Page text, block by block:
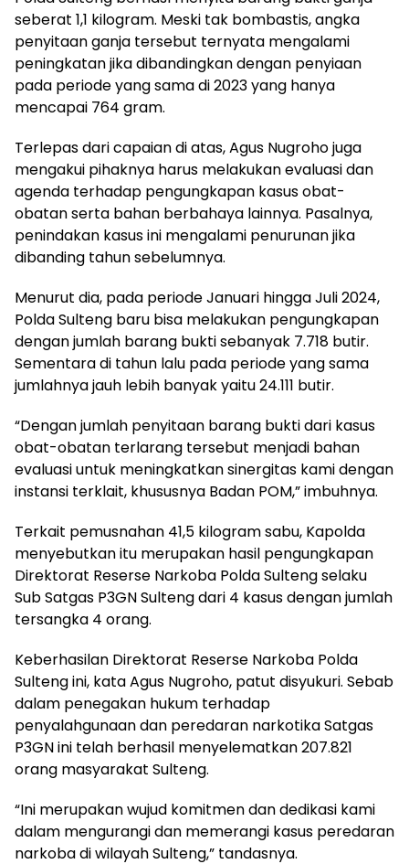
seberat 1,1 kilogram. Meski tak bombastis, angka
penyitaan ganja tersebut ternyata mengalami
peningkatan jika dibandingkan dengan penyiaan
pada periode yang sama di 2023 yang hanya
mencapai 764 gram.
Terlepas dari capaian di atas, Agus Nugroho juga
mengakui pihaknya harus melakukan evaluasi dan
agenda terhadap pengungkapan kasus obat-
obatan serta bahan berbahaya lainnya. Pasalnya,
penindakan kasus ini mengalami penurunan jika
dibanding tahun sebelumnya.
Menurut dia, pada periode Januari hingga Juli 2024,
Polda Sulteng baru bisa melakukan pengungkapan
dengan jumlah barang bukti sebanyak 7.718 butir.
Sementara di tahun lalu pada periode yang sama
jumlahnya jauh lebih banyak yaitu 24.111 butir.
“Dengan jumlah penyitaan barang bukti dari kasus
obat-obatan terlarang tersebut menjadi bahan
evaluasi untuk meningkatkan sinergitas kami dengan
instansi terklait, khususnya Badan POM,” imbuhnya.
Terkait pemusnahan 41,5 kilogram sabu, Kapolda
menyebutkan itu merupakan hasil pengungkapan
Direktorat Reserse Narkoba Polda Sulteng selaku
Sub Satgas P3GN Sulteng dari 4 kasus dengan jumlah
tersangka 4 orang.
Keberhasilan Direktorat Reserse Narkoba Polda
Sulteng ini, kata Agus Nugroho, patut disyukuri. Sebab
dalam penegakan hukum terhadap
penyalahgunaan dan peredaran narkotika Satgas
P3GN ini telah berhasil menyelematkan 207.821
orang masyarakat Sulteng.
“Ini merupakan wujud komitmen dan dedikasi kami
dalam mengurangi dan memerangi kasus peredaran
narkoba di wilayah Sulteng,” tandasnya.